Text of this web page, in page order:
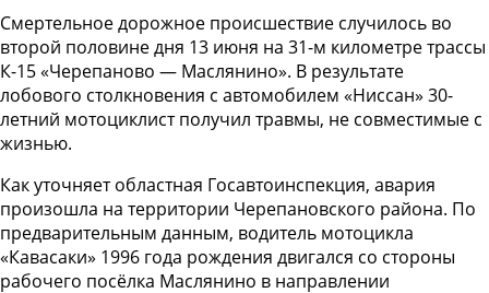
Смертельное дорожное происшествие случилось во
второй половине дня 13 июня на 31-м километре трассы
К-15 «Черепаново — Маслянино». В результате
лобового столкновения с автомобилем «Ниссан» 30-
летний мотоциклист получил травмы, не совместимые с
жизнью.
Как уточняет областная Госавтоинспекция, авария
произошла на территории Черепановского района. По
предварительным данным, водитель мотоцикла
«Кавасаки» 1996 года рождения двигался со стороны
рабочего посёлка Маслянино в направлении